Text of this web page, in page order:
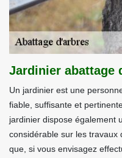
Jardinier abattage
Un jardinier est une
fiable, suffisante et
jardinier dispose également
considérable sur les travaux
que, si vous envisagez